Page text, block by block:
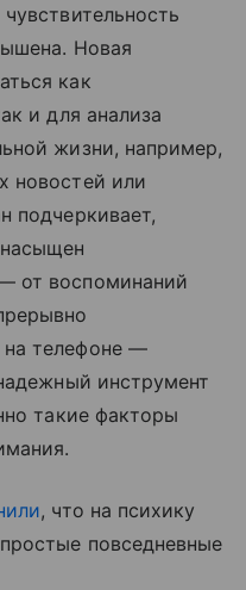
Новая
как
и для анализа
жизни, например,
новостей или
подчеркивает,
от воспоминаний
телефоне —
инструмент
такие факторы
, что на психику
повседневные